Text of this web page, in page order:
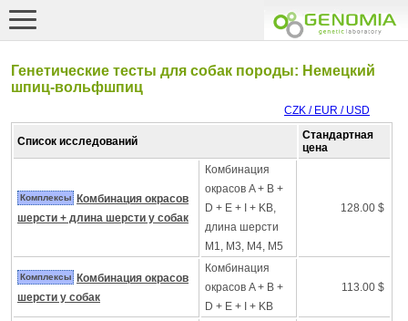
Генетические тесты для собак породы: Немецкий
шпиц-вольфшпиц
CZK / EUR / USD
Список исследований
Стандартная
цена
Комплексы
Комбинация окрасов
шерсти + длина шерсти у собак
Комбинация
окрасов A + B +
D + E + I + KB,
длина шерсти
M1, M3, M4, M5
128.00 $
Комплексы
Комбинация окрасов
шерсти у собак
Комбинация
окрасов A + B +
D + E + I + KB
113.00 $